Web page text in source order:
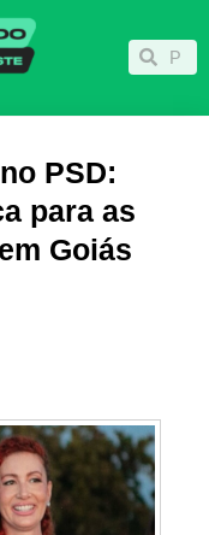
Pesquisar
PSD:
para as
Goiás